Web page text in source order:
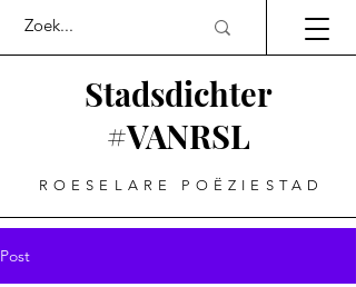
Stadsdichter
#VANRSL
ROESELARE POËZIESTAD
Post